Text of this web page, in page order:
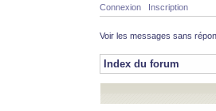
Connexion Inscription
Voir les messages sans
Index du forum